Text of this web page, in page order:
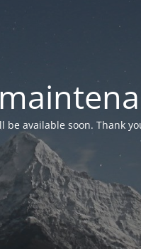
be available soon. Thank